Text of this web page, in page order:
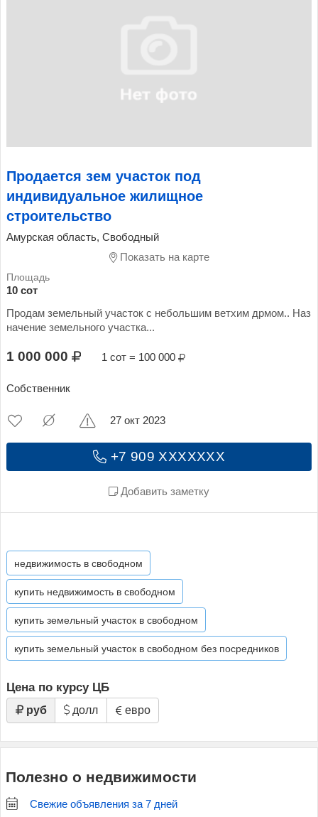
Продается зем участок под
индивидуальное жилищное
строительство
Амурская область, Свободный
Показать на карте
10 сот
Продам земельный участок с небольшим ветхим дрмом.. Наз
начение земельного участка...
1 000 000 1 сот = 100 000
Собственник
+7 909 XXXXXXX
Добавить заметку
27 окт 2023
недвижимость в свободном
купить недвижимость в свободном
купить земельный участок в свободном
купить земельный участок в свободном без посредников
Цена по курсу ЦБ
руб долл евро
Полезно о недвижимости
Свежие объявления за 7 дней